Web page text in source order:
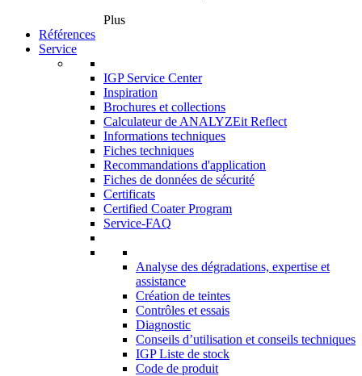
Plus
Références
Service
IGP Service Center
Inspiration
Brochures et collections
Calculateur de ANALYZEit Reflect
Informations techniques
Fiches techniques
Recommandations d'application
Fiches de données de sécurité
Certificats
Certified Coater Program
Service-FAQ
Analyse des dégradations, expertise et
assistance
Création de teintes
Contrôles et essais
Diagnostic
Conseils d’utilisation et conseils techniques
IGP Liste de stock
Code de produit